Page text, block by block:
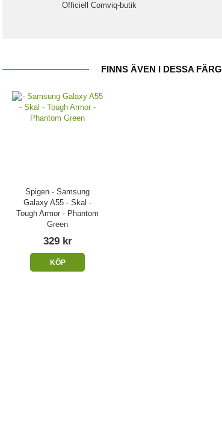
Officiell Comviq-butik
FINNS ÄVEN I DESSA
Spigen - Samsung
Galaxy A55 - Skal -
Tough Armor - Phantom
Green
329 kr
KÖP